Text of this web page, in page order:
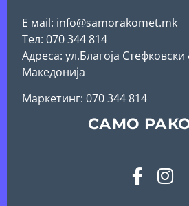
Е мail: info@samorakomet.mk
Тел: 070 344 814
Адреса: ул.Благоја Стефковски
Македонија
Mаркетинг: 070 344 814
САМО